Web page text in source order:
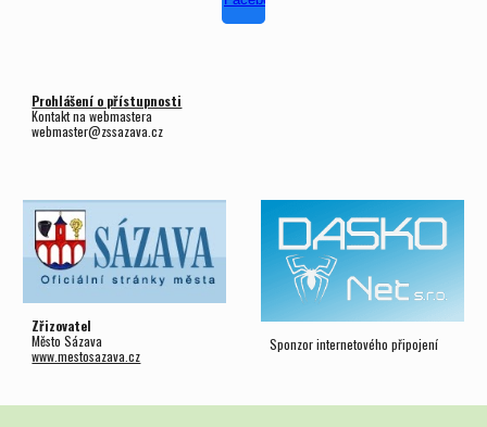
Prohlášení o přístupnosti
Kontakt na webmastera
webmaster@zssazava.cz
Zřizovatel
Město Sázava
www.mestosazava.cz
Sponzor internetového připojení